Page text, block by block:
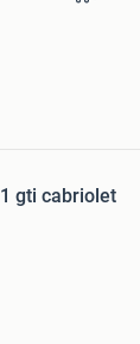
gti cabriolet